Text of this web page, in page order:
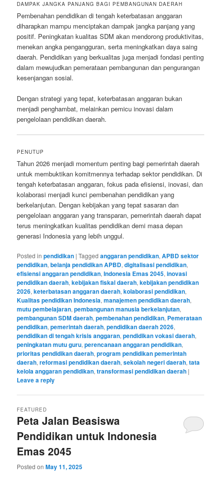
DAMPAK JANGKA PANJANG BAGI PEMBANGUNAN DAERAH
Pembenahan pendidikan di tengah keterbatasan anggaran
diharapkan mampu menciptakan dampak jangka panjang yang
positif. Peningkatan kualitas SDM akan mendorong produktivitas,
menekan angka pengangguran, serta meningkatkan daya saing
daerah. Pendidikan yang berkualitas juga menjadi fondasi penting
dalam mewujudkan pemerataan pembangunan dan pengurangan
kesenjangan sosial.
Dengan strategi yang tepat, keterbatasan anggaran bukan
menjadi penghambat, melainkan pemicu inovasi dalam
pengelolaan pendidikan daerah.
PENUTUP
Tahun 2026 menjadi momentum penting bagi pemerintah daerah
untuk membuktikan komitmennya terhadap sektor pendidikan. Di
tengah keterbatasan anggaran, fokus pada efisiensi, inovasi, dan
kolaborasi menjadi kunci pembenahan pendidikan yang
berkelanjutan. Dengan kebijakan yang tepat sasaran dan
pengelolaan anggaran yang transparan, pemerintah daerah dapat
terus meningkatkan kualitas pendidikan demi masa depan
generasi Indonesia yang lebih unggul.
Posted in pendidikan |Tagged anggaran pendidikan,APBD sektor
pendidikan,belanja pendidikan APBD,digitalisasi pendidikan,
efisiensi anggaran pendidikan,Indonesia Emas 2045,inovasi
pendidikan daerah,kebijakan fiskal daerah,kebijakan pendidikan
2026,keterbatasan anggaran daerah,kolaborasi pendidikan,
Kualitas pendidikan Indonesia,manajemen pendidikan daerah,
mutu pembelajaran,pembangunan manusia berkelanjutan,
pembangunan SDM daerah,pembenahan pendidikan, Pemerataan
pendidikan,pemerintah daerah,pendidikan daerah 2026,
pendidikan di tengah krisis anggaran,pendidikan vokasi daerah,
peningkatan mutu guru,perencanaan anggaran pendidikan,
prioritas pendidikan daerah,program pendidikan pemerintah
daerah,reformasi pendidikan daerah,sekolah negeri daerah,tata
kelola anggaran pendidikan,transformasi pendidikan daerah |
Leave a reply
Peta Jalan Beasiswa
Pendidikan untuk Indonesia
Emas 2045
FEATURED
Posted onMay 11, 2025